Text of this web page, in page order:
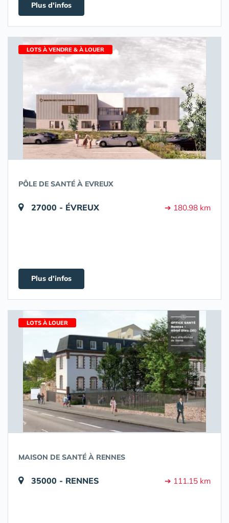
Plus d'infos
LOTS À VENDRE & À LOUER
PÔLE DE SANTÉ À EVREUX
27000 - ÉVREUX ➔ 180.98 km
Plus d'infos
LOTS À LOUER
MAISON DE SANTÉ À RENNES
35000 - RENNES ➔ 111.15 km